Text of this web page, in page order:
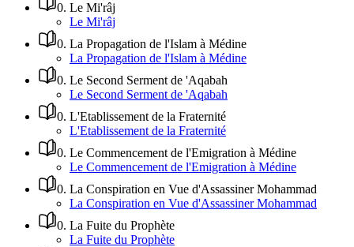
0. Le Mi'râj
Le Mi'râj
0. La Propagation de l'Islam à Médine
La Propagation de l'Islam à Médine
0. Le Second Serment de 'Aqabah
Le Second Serment de 'Aqabah
0. L'Etablissement de la Fraternité
L'Etablissement de la Fraternité
0. Le Commencement de l'Emigration à Médine
Le Commencement de l'Emigration à Médine
0. La Conspiration en Vue d'Assassiner Mohammad
La Conspiration en Vue d'Assassiner Mohammad
0. La Fuite du Prophète
La Fuite du Prophète